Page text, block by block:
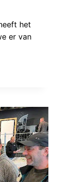
het
er van